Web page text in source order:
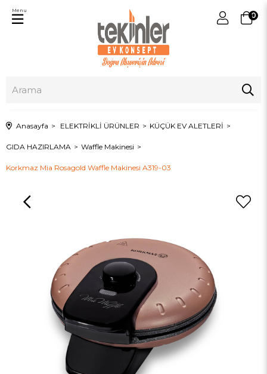
0
Menu
Anasayfa ELEKTRİKLİ ÜRÜNLER KÜÇÜK EV ALETLERİ
GIDA HAZIRLAMA Waffle Makinesi
Korkmaz Mia Rosagold Waffle Makinesi A319-03